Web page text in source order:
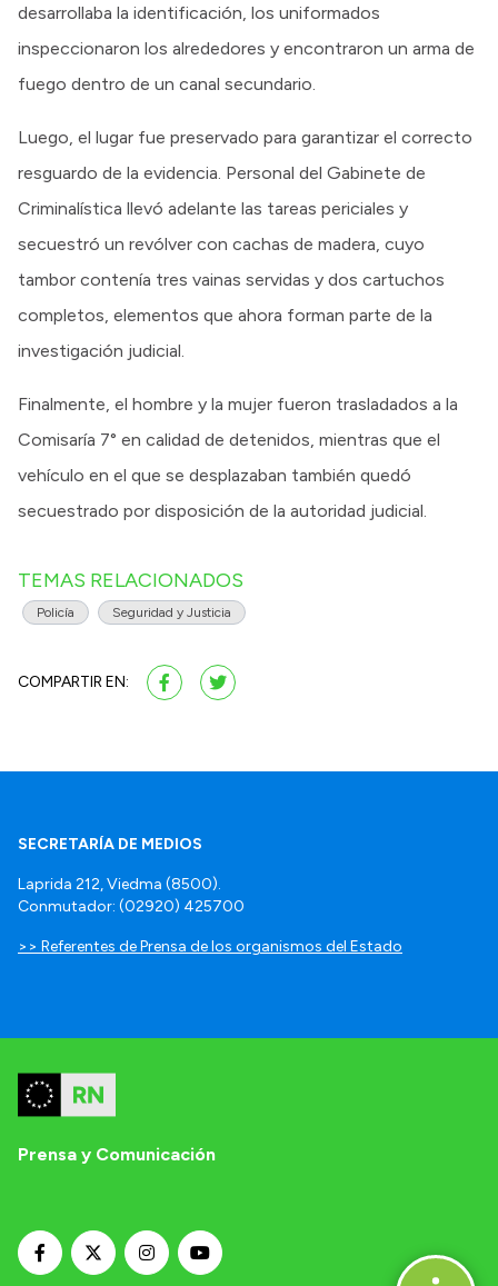
desarrollaba la identificación, los uniformados
inspeccionaron los alrededores y encontraron un arma de
fuego dentro de un canal secundario.
Luego, el lugar fue preservado para garantizar el correcto
resguardo de la evidencia. Personal del Gabinete de
Criminalística llevó adelante las tareas periciales y
secuestró un revólver con cachas de madera, cuyo
tambor contenía tres vainas servidas y dos cartuchos
completos, elementos que ahora forman parte de la
investigación judicial.
Finalmente, el hombre y la mujer fueron trasladados a la
Comisaría 7° en calidad de detenidos, mientras que el
vehículo en el que se desplazaban también quedó
secuestrado por disposición de la autoridad judicial.
TEMAS RELACIONADOS
Policía Seguridad y Justicia
COMPARTIR EN:
SECRETARÍA DE MEDIOS
Laprida 212, Viedma (8500).
Conmutador: (02920) 425700
>> Referentes de Prensa de los organismos del Estado
Prensa y Comunicación